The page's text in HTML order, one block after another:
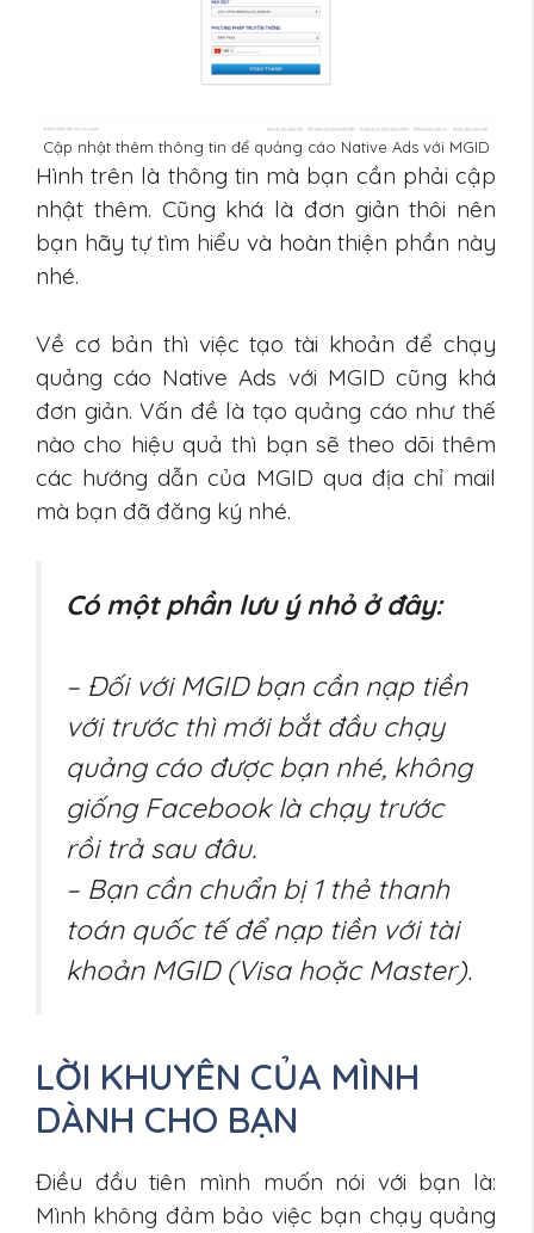
Cập nhật thêm thông tin để quảng cáo Native Ads với MGID
Hình trên là thông tin mà bạn cần phải cập
nhật thêm. Cũng khá là đơn giản thôi nên
bạn hãy tự tìm hiểu và hoàn thiện phần này
nhé.
Về cơ bản thì việc tạo tài khoản để chạy
quảng cáo Native Ads với MGID cũng khá
đơn giản. Vấn đề là tạo quảng cáo như thế
nào cho hiệu quả thì bạn sẽ theo dõi thêm
các hướng dẫn của MGID qua địa chỉ mail
mà bạn đã đăng ký nhé.
Có một phần lưu ý nhỏ ở đây:
– Đối với MGID bạn cần nạp tiền
với trước thì mới bắt đầu chạy
quảng cáo được bạn nhé, không
giống Facebook là chạy trước
rồi trả sau đâu.
– Bạn cần chuẩn bị 1 thẻ thanh
toán quốc tế để nạp tiền với tài
khoản MGID (Visa hoặc Master).
LỜI KHUYÊN CỦA MÌNH
DÀNH CHO BẠN
Điều đầu tiên mình muốn nói với bạn là:
Mình không đảm bảo việc bạn chạy quảng